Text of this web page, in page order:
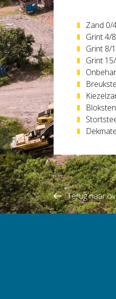
Zand 0/
Grint 4/
Grint 8/
Grint
Terug naar